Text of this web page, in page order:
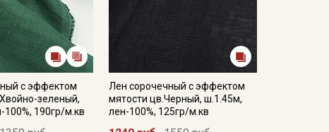
с эффектом
зеленый,
100%, 190гр/м.кв
Лен сорочечный с эффектом
мятости цв.Черный, ш.1.45м,
лен-100%, 125гр/м.кв